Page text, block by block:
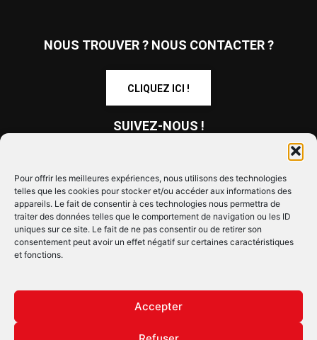
Pour offrir les meilleures expériences, nous utilisons des technologies
telles que les cookies pour stocker et/ou accéder aux informations des
appareils. Le fait de consentir à ces technologies nous permettra de
traiter des données telles que le comportement de navigation ou les ID
uniques sur ce site. Le fait de ne pas consentir ou de retirer son
consentement peut avoir un effet négatif sur certaines caractéristiques
et fonctions.
Accepter
NOUS TROUVER ? NOUS CONTACTER ?
CLIQUEZ ICI !
SUIVEZ-NOUS !
© Copyright © 2022 Maxi Flash
Mentions légales Confidentialité Annonceurs Contactez-nous